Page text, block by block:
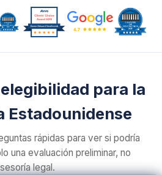
para la
Estadounidense
rápidas para ver si podría
una evaluación preliminar, no
legal.